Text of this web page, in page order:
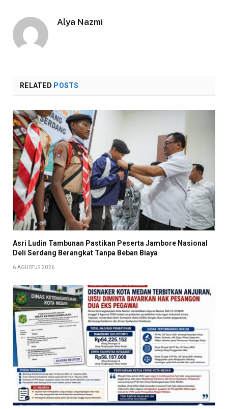
Alya Nazmi
RELATED POSTS
Asri Ludin Tambunan Pastikan Peserta Jambore Nasional
Deli Serdang Berangkat Tanpa Beban Biaya
6 AGUSTUS 2026